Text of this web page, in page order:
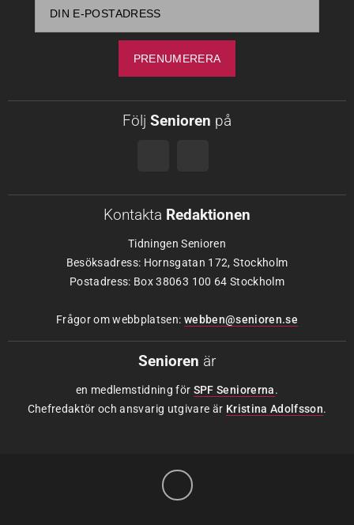
Följ Senioren på
Kontakta Redaktionen
Tidningen Senioren
Besöksadress: Hornsgatan 172, Stockholm
Postadress: Box 38063 100 64 Stockholm
Frågor om webbplatsen: webben@senioren.se
Senioren är
en medlemstidning för SPF Seniorerna.
Chefredaktör och ansvarig utgivare är Kristina Adolfsson.